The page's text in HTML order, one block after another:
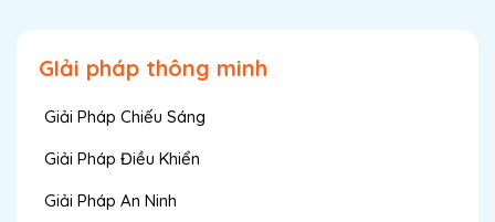
GIải pháp thông minh
Giải Pháp Chiếu Sáng
Giải Pháp Điều Khiển
Giải Pháp An Ninh